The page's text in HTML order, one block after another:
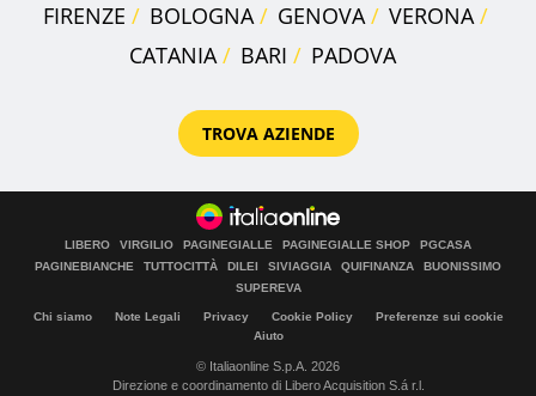
FIRENZE
BOLOGNA GENOVA
VERONA
CATANIA
BARI PADOVA
TROVA AZIENDE
LIBERO VIRGILIO PAGINEGIALLE PAGINEGIALLE SHOP
PGCASA
PAGINEBIANCHE
TUTTOCITTÀ DILEI SIVIAGGIA QUIFINANZA
BUONISSIMO
SUPEREVA
Chi siamo Note Legali Privacy Cookie Policy
Preferenze sui cookie
Aiuto
© Italiaonline S.p.A. 2026
Direzione e coordinamento di Libero Acquisition S.á r.l.